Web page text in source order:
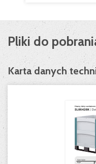
Pliki do
Karta danych